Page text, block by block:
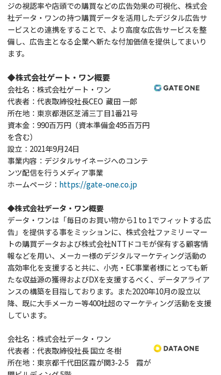
ジの視認率や店頭での購買などの広告効果の可視化、株式会
社データ・ワンの持つ購買データを活用したデジタル広告サ
ービスとの連携をすることで、より高度な広告サービスを整
備し、広告主となる企業へ新たな付加価値を提供してまいり
ます。
◆株式会社ゲート・ワン概要
会社名：株式会社ゲート・ワン
代表者：代表取締役社長CEO 藏田 一郎
所在地：東京都港区芝浦三丁目1番21号
資本金：990百万円（資本準備金495百万円
を含む）
設立：2021年9月24日
事業内容：デジタルサイネージへのコンテ
ンツ配信を行うメディア事業
ホームページ： https://gate-one.co.jp
◆株式会社データ・ワン概要
データ・ワンは「毎日のお買い物から1 to 1でフィットする広
告」を提供する事をミッションに、株式会社ファミリーマー
トの購買データおよび株式会社NTTドコモが保有する顧客情
報などを用い、メーカー様のデジタルマーケティング活動の
高効率化を支援すると共に、小売・EC事業者様にとっても新
たな収益源の獲得およびDXを支援するべく、データアライア
ンスの構築を目指しております。また2020年10月の設立以
降、既に大手メーカー等400社超のマーケティング活動を支援
しています。
会社名：株式会社データ・ワン
代表者：代表取締役社長 国立 冬樹
所在地：東京都千代田区霞が関3-2-5 霞が